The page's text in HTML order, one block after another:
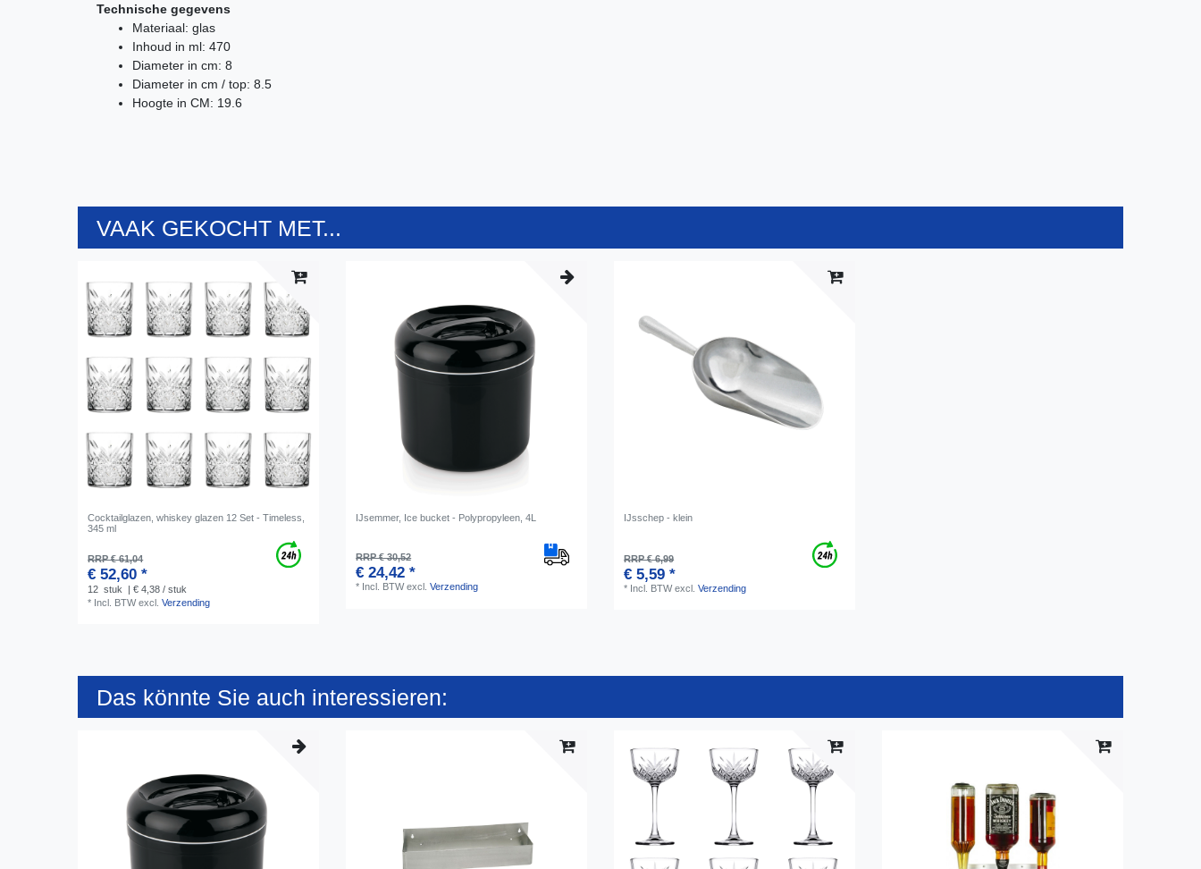
Technische gegevens
Materiaal: glas
Inhoud in ml: 470
Diameter in cm: 8
Diameter in cm / top: 8.5
Hoogte in CM: 19.6
VAAK GEKOCHT MET...
Cocktailglazen, whiskey glazen 12 Set - Timeless,
345 ml
RRP € 61,04
€ 52,60 *
12 stuk
| € 4,38 / stuk
* Incl. BTWexcl.Verzending
IJsemmer, Ice bucket - Polypropyleen, 4L
RRP € 30,52
€ 24,42 *
* Incl. BTWexcl.Verzending
IJsschep - klein
RRP € 6,99
€ 5,59 *
* Incl. BTWexcl.Verzending
Das könnte Sie auch interessieren: